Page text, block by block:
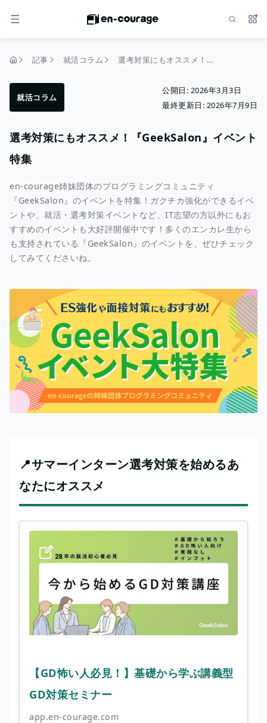
メニュー サ
記事 就活コラム 選考対策にもオススメ！『GeekSalon』イベント特集
就活コラム
公開日: 2026年3月3日
最終更新日: 2026年7月9日
選考対策にもオススメ！『GeekSalon』イベント
特集
en-courage姉妹団体のプログラミングコミュニティ
『GeekSalon』のイベントを特集！ガクチカ強化ができるイベ
ントや、就活・選考対策イベントなど、IT志望の方以外にもお
すすめのイベントも大好評開催中です！多くのエンカレ生から
も支持されている『GeekSalon』のイベントを、ぜひチェック
してみてくださいね。
📍サマーインターン選考対策を始めるあ
なたにオススメ
【GD怖い人必見！】基礎から学ぶ講義型
GD対策セミナー
app.en-courage.com